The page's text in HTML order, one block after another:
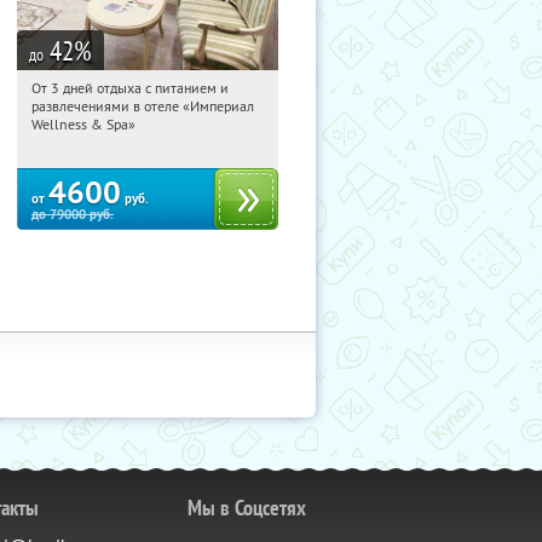
до 42%
20:17:16 Купили:
Калужская обл., г. Обнинск, Киевское
От 3 дней отдыха с питанием и
развлечениями в отеле «Империал
Wellness & Spa»
от 4600 руб.
до79000руб.
Мы в Соцсетях